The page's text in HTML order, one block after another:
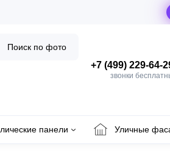
+7 (499) 229-64-
звонки
Поиск по фото
панели Уличные